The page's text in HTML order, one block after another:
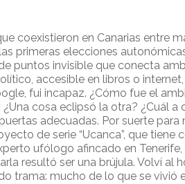
coexistieron en Canarias entre
primeras elecciones
puntos invisible que conecta
accesible en libros o
fui incapaz. ¿Cómo fue el
cosa eclipsó la otra? ¿Cuál
adecuadas. Por suerte
de serie “Ucanca”, que
ufólogo afincado en
resultó ser una brújula. Volví
trama: mucho de lo que se vivió